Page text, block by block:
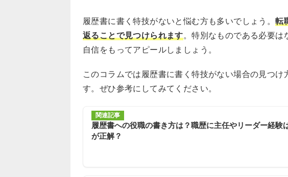
履歴書に書く特技がないと悩む方も多いでしょう。転
返ることで見つけられます。特別なものである必要は
自信をもってアピールしましょう。
このコラムでは履歴書に書く特技がない場合の見つ
す。ぜひ参考にしてみてください。
関連記事
履歴書への役職の書き方は？職歴に主任やリーダー経験
が正解？